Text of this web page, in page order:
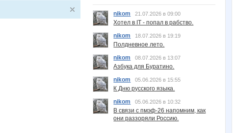
nikom 21.07.2026 в 09:00
Хотел в IT - попал в рабство.
nikom
18.07.2026 в 19:19
Полдневное лето.
nikom
08.07.2026 в 13:07
Азбука для Буратино.
nikom
05.06.2026 в 15:55
К Дню русского языка.
nikom
05.06.2026 в 10:32
В связи с пмэф-26 напомним, как
они раззоряли Россию.